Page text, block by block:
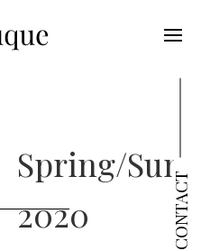
CONTACT
Spring/
2020